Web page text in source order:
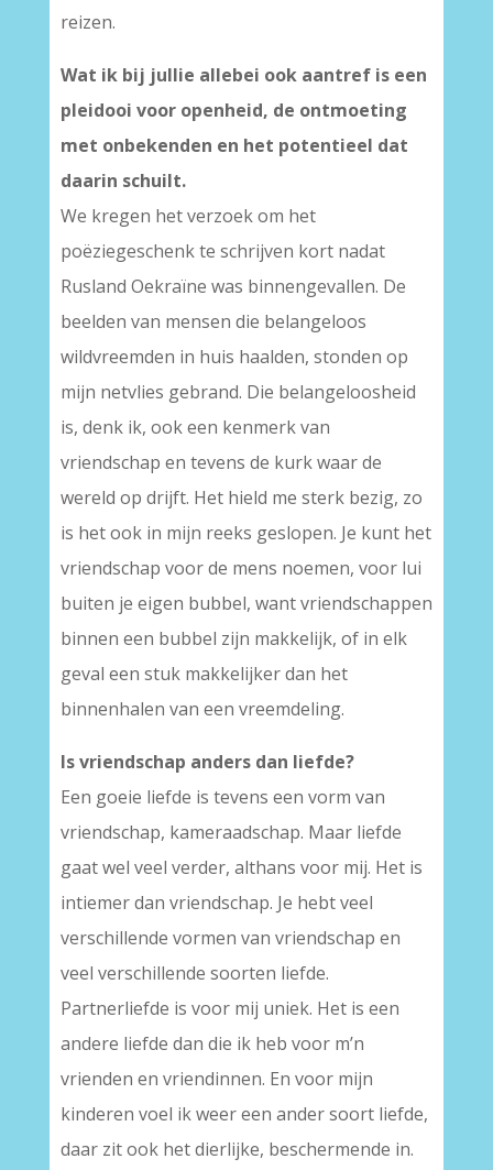
reizen.
Wat ik bij jullie allebei ook aantref is een
pleidooi voor openheid, de ontmoeting
met onbekenden en het potentieel dat
daarin schuilt.
We kregen het verzoek om het
poëziegeschenk te schrijven kort nadat
Rusland Oekraïne was binnengevallen. De
beelden van mensen die belangeloos
wildvreemden in huis haalden, stonden op
mijn netvlies gebrand. Die belangeloosheid
is, denk ik, ook een kenmerk van
vriendschap en tevens de kurk waar de
wereld op drijft. Het hield me sterk bezig, zo
is het ook in mijn reeks geslopen. Je kunt het
vriendschap voor de mens noemen, voor lui
buiten je eigen bubbel, want vriendschappen
binnen een bubbel zijn makkelijk, of in elk
geval een stuk makkelijker dan het
binnenhalen van een vreemdeling.
Is vriendschap anders dan liefde?
Een goeie liefde is tevens een vorm van
vriendschap, kameraadschap. Maar liefde
gaat wel veel verder, althans voor mij. Het is
intiemer dan vriendschap. Je hebt veel
verschillende vormen van vriendschap en
veel verschillende soorten liefde.
Partnerliefde is voor mij uniek. Het is een
andere liefde dan die ik heb voor m’n
vrienden en vriendinnen. En voor mijn
kinderen voel ik weer een ander soort liefde,
daar zit ook het dierlijke, beschermende in.